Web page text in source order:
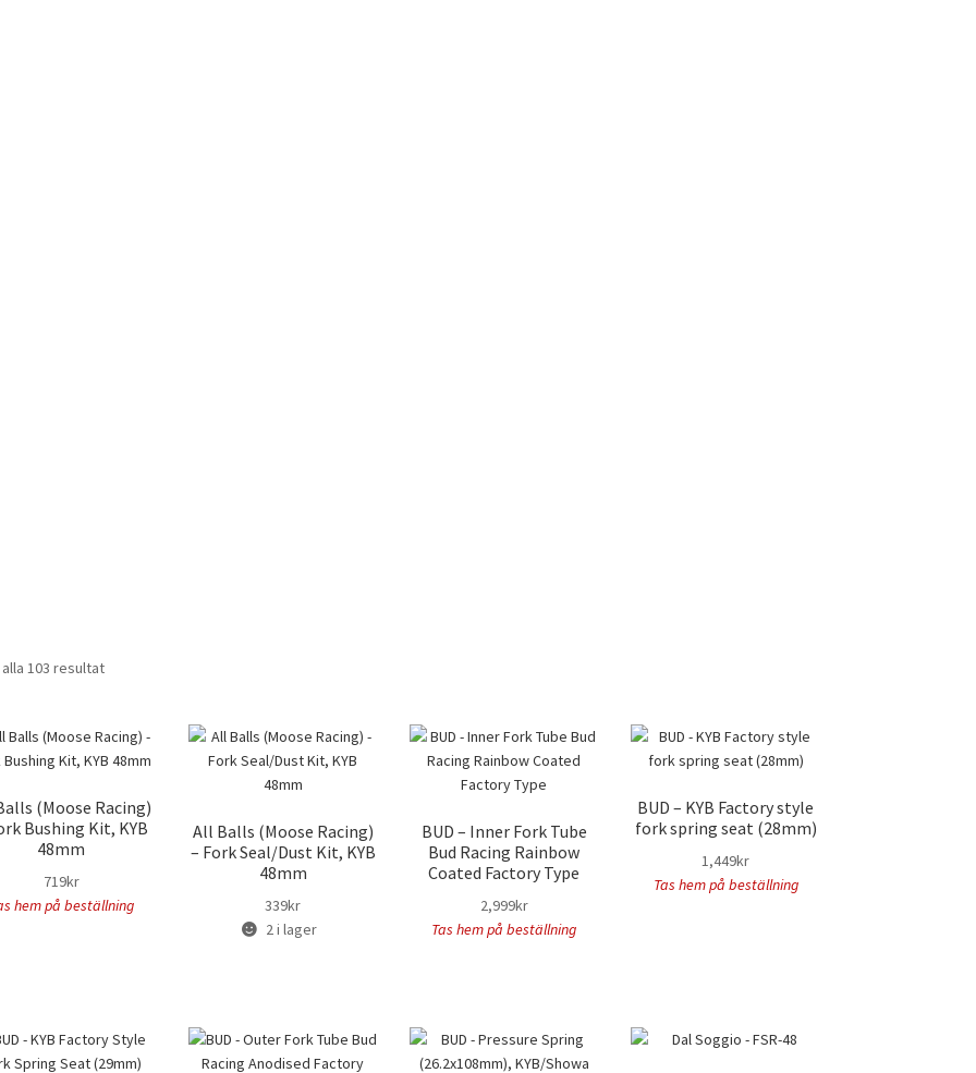
103 resultat
(Moose Racing)
Bushing Kit, KYB
48mm
719kr
hem på beställning
All Balls (Moose Racing)
– Fork Seal/Dust Kit, KYB
48mm
339kr
2 i lager
BUD – Inner Fork Tube
Bud Racing Rainbow
Coated Factory Type
2,999kr
Tas hem på beställning
BUD – KYB Factory style
fork spring seat (28mm)
1,449kr
Tas hem på beställning